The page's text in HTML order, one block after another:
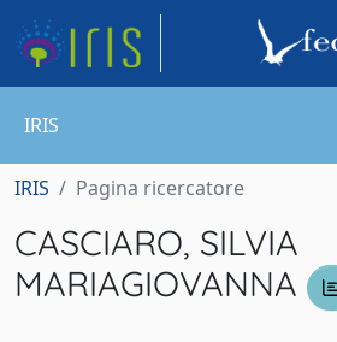
IRIS
IRIS Pagina ricercatore
CASCIARO, SILVIA
MARIAGIOVANNA